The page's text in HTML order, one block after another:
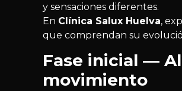
y sensaciones diferentes.
En Clínica Salux Huelva,
que comprendan su
Fase inicial —
movimiento